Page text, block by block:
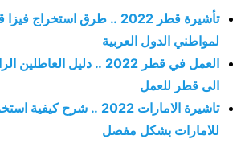
تأشيرة قطر 2022 .. طرق
لمواطني الدول العربية
العمل في قطر 2022 .. دليل
الى قطر للعمل
تاشيرة الامارات 2022 .. شرح
للامارات بشكل مفصل